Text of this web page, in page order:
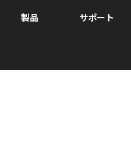
製品 サポート